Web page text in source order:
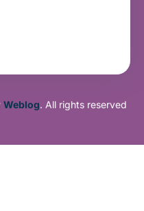
Weblog. All rights reserved